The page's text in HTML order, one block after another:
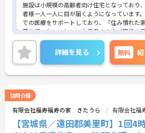
施設は小規模の高齢者向け住宅となっており
者様一人一人に目が届くようになっています
での医療をサポートしており、「住み慣れた
養を行いたい」といった患者さんやご家族の
大切にしています。活き活きと働ける職場で
的な就業をお考えの方にもおすすめの環境です
興味がございましたらお気軽にお問い合わせ
い。
詳細を見る 無料
訪問介護
有限会社福寿福寿の家 きたうら 有限会社福
【宮城県／遠田郡美里町】1回